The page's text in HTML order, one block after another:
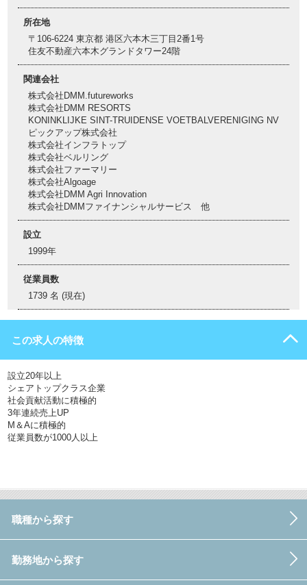
所在地
〒106-6224 東京都 港区六本木三丁目2番1号
住友不動産六本木グランドタワー24階
関連会社
株式会社DMM.futureworks
株式会社DMM RESORTS
KONINKLIJKE SINT-TRUIDENSE VOETBALVERENIGING NV
ピックアップ株式会社
株式会社インフラトップ
株式会社ベルリング
株式会社ファーマリー
株式会社Algoage
株式会社DMM Agri Innovation
株式会社DMMファイナンシャルサービス 他
設立
1999年
従業員数
1739 名 (現在)
この求人の特徴
設立20年以上
シェアトップクラス企業
社会貢献活動に積極的
3年連続売上UP
M＆Aに積極的
従業員数が1000人以上
職種から探す
勤務地から探す